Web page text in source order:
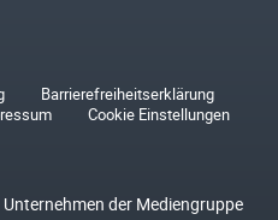
Barrierefreiheitserklärung
Cookie Einstellungen
der Mediengruppe